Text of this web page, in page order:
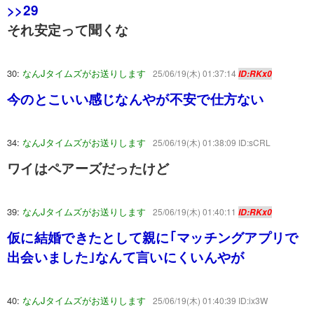
>>29
それ安定って聞くな
30: なんJタイムズがお送りします 25/06/19(木) 01:37:14ID:RKx0
今のとこいい感じなんやが不安で仕方ない
34: なんJタイムズがお送りします 25/06/19(木) 01:38:09 ID:sCRL
ワイはペアーズだったけど
39: なんJタイムズがお送りします 25/06/19(木) 01:40:11 ID:RKx0
仮に結婚できたとして親に｢マッチングアプリで
出会いました｣なんて言いにくいんやが
40: なんJタイムズがお送りします 25/06/19(木) 01:40:39 ID:ix3W